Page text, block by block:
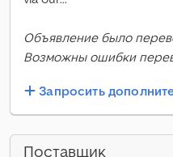
Объявление было
Возможны ошибки
Запросить
Поставщик